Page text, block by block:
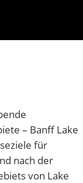
– Banff Lake
für
nach der
von Lake